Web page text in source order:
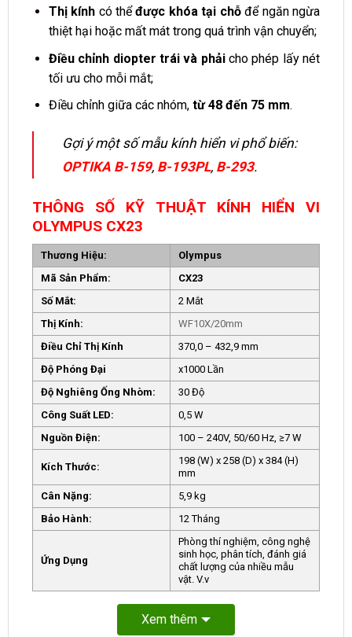
Thị kính có thểđược khóa tại chỗđể ngăn ngừa
thiệt hại hoặc mất mát trong quá trình vận chuyển;
Điều chỉnh diopter trái và phảicho phép lấy nét
tối ưu cho mỗi mắt;
Điều chỉnh giữa các nhóm, từ 48 đến 75 mm.
Gợi ý một số mẫu kính hiển vi phổ biến:
OPTIKA B-159, B-193PL, B-293.
THÔNG SỐ KỸ THUẬT KÍNH HIỂN VI
OLYMPUS CX23
Thương Hiệu:
Olympus
Mã Sản Phẩm:
CX23
Số Mắt:
2 Mắt
Thị Kính:
WF10X/20mm
Điều Chỉ Thị Kính
370,0 – 432,9 mm
Độ Phóng Đại
x1000 Lần
Độ Nghiêng Ống Nhòm:
30 Độ
Công Suất LED:
0,5 W
Nguồn Điện:
100 – 240V, 50/60 Hz, ≥7 W
Kích Thước:
198 (W) x 258 (D) x 384 (H)
mm
Cân Nặng:
5,9 kg
Bảo Hành:
12 Tháng
Ứng Dụng
Phòng thí nghiệm, công nghệ
sinh học, phân tích, đánh giá
chất lượng của nhiều mẫu
vật. V.v
Xem thêm